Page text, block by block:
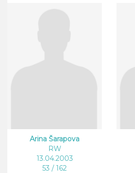
Arina Šarapova
RW
13.04.2003
53 / 162